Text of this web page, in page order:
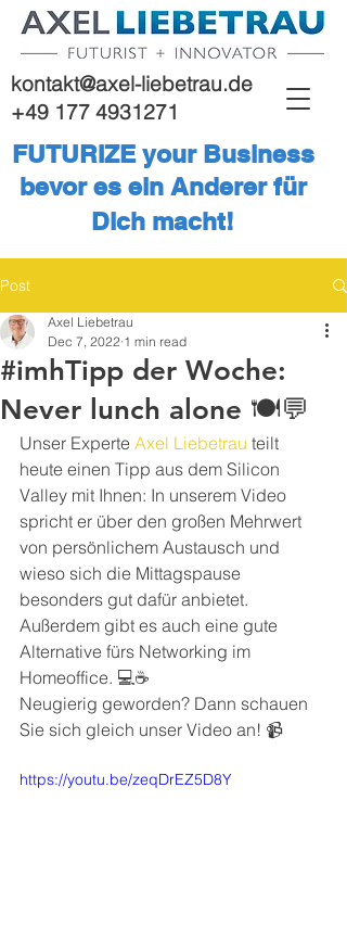
kontakt@axel-liebetrau.de
+49 177 4931271
FUTURIZE your Business
bevor es ein Anderer für
Dich macht!
Post
#imhTipp der Woche:
Never lunch alone 🍽️💬
Axel Liebetrau
Dec 7, 2022 1 min read
Unser Experte Axel Liebetrau teilt
heute einen Tipp aus dem Silicon
Valley mit Ihnen: In unserem Video
spricht er über den großen Mehrwert
von persönlichem Austausch und
wieso sich die Mittagspause
besonders gut dafür anbietet.
Außerdem gibt es auch eine gute
Alternative fürs Networking im
Homeoffice. 💻☕
Neugierig geworden? Dann schauen
Sie sich gleich unser Video an! 📹
https://youtu.be/zeqDrEZ5D8Y